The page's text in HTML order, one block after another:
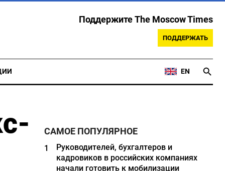
Поддержите The Moscow Times
ПОДДЕРЖАТЬ
EN
САМОЕ ПОПУЛЯРНОЕ
1
Руководителей, бухгалтеров и
кадровиков в российских компаниях
начали готовить к мобилизации